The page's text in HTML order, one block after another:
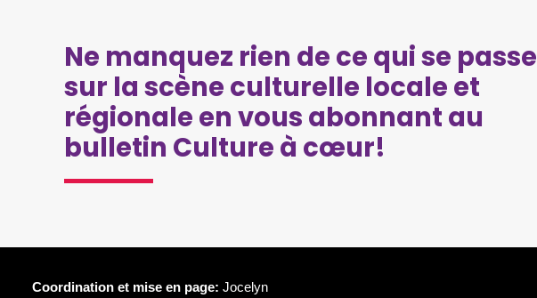
Ne manquez rien de ce qui se passe
sur la scène culturelle locale et
régionale en vous abonnant au
bulletin Culture à cœur!
Coordination et mise en page: Jocelyn